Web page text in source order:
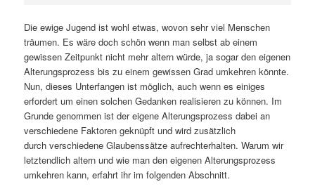
Die ewige Jugend ist wohl etwas, wovon sehr viel Menschen
träumen. Es wäre doch schön wenn man selbst ab einem
gewissen Zeitpunkt nicht mehr altern würde, ja sogar den eigenen
Alterungsprozess bis zu einem gewissen Grad umkehren könnte.
Nun, dieses Unterfangen ist möglich, auch wenn es einiges
erfordert um einen solchen Gedanken realisieren zu können. Im
Grunde genommen ist der eigene Alterungsprozess dabei an
verschiedene Faktoren geknüpft und wird zusätzlich
durch verschiedene Glaubenssätze aufrechterhalten.Warum wir
letztendlich altern und wie man den eigenen Alterungsprozess
umkehren kann, erfahrt ihr im folgenden Abschnitt.